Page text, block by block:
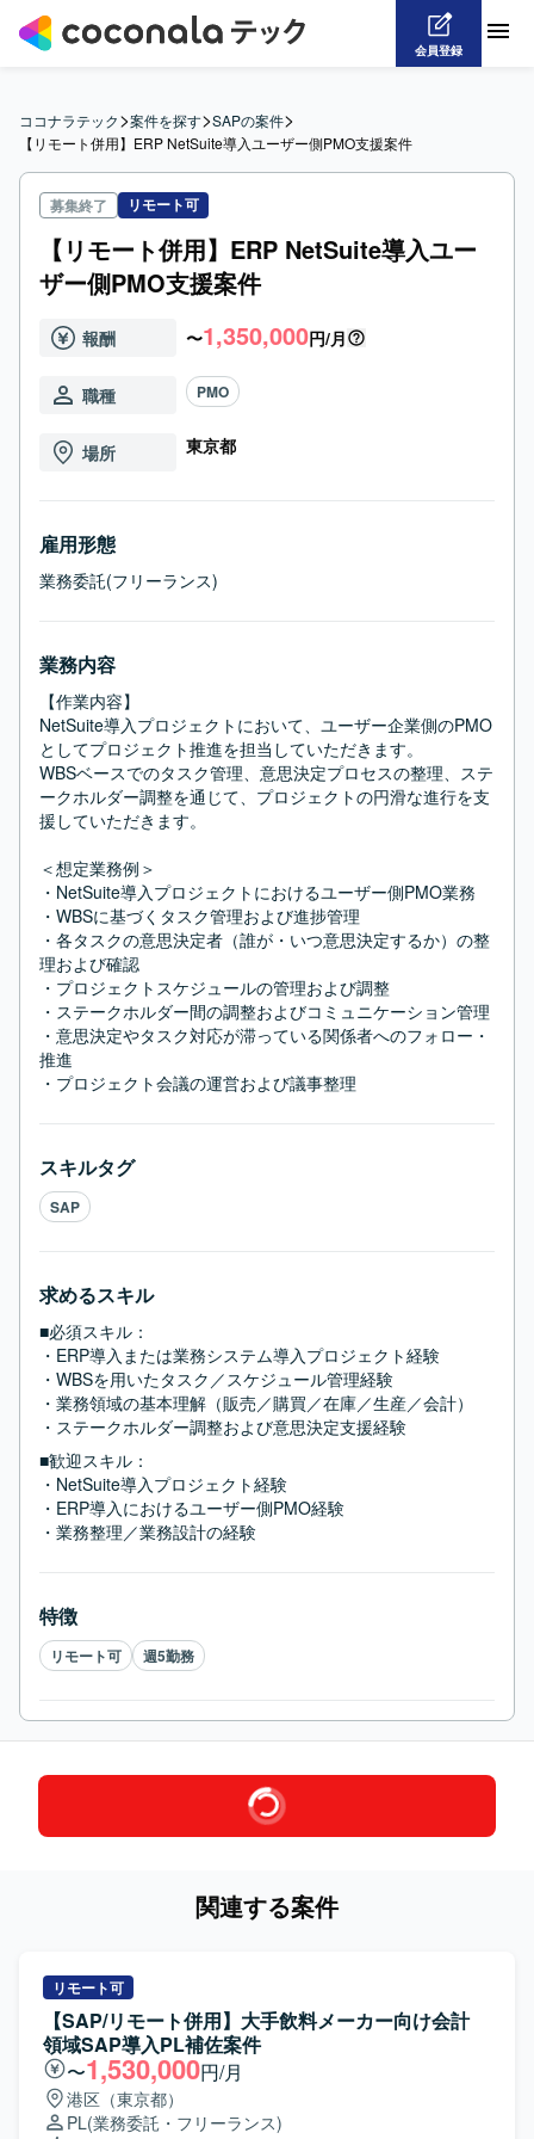
会員登録
ココナラテック>案件を探す>SAPの案件>
【リモート併用】ERP NetSuite導入ユーザー側PMO支援案件
募集終了 リモート可
【リモート併用】ERP NetSuite導入ユー
ザー側PMO支援案件
報酬 〜1,350,000円/月
職種 PMO
場所 東京都
雇用形態
業務委託(フリーランス)
業務内容
【作業内容】
NetSuite導入プロジェクトにおいて、ユーザー企業側のPMO
としてプロジェクト推進を担当していただきます。
WBSベースでのタスク管理、意思決定プロセスの整理、ステ
ークホルダー調整を通じて、プロジェクトの円滑な進行を支
援していただきます。
＜想定業務例＞
・NetSuite導入プロジェクトにおけるユーザー側PMO業務
・WBSに基づくタスク管理および進捗管理
・各タスクの意思決定者（誰が・いつ意思決定するか）の整
理および確認
・プロジェクトスケジュールの管理および調整
・ステークホルダー間の調整およびコミュニケーション管理
・意思決定やタスク対応が滞っている関係者へのフォロー・
推進
・プロジェクト会議の運営および議事整理
スキルタグ
SAP
求めるスキル
■必須スキル：
・ERP導入または業務システム導入プロジェクト経験
・WBSを用いたタスク／スケジュール管理経験
・業務領域の基本理解（販売／購買／在庫／生産／会計）
・ステークホルダー調整および意思決定支援経験
■歓迎スキル：
・NetSuite導入プロジェクト経験
・ERP導入におけるユーザー側PMO経験
・業務整理／業務設計の経験
特徴
リモート可 週5勤務
関連する案件
リモート可
【SAP/リモート併用】大手飲料メーカー向け会計
領域SAP導入PL補佐案件
〜1,530,000円/月
港区（東京都）
PL(業務委託・フリーランス)